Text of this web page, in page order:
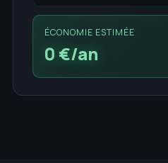
ÉCONOMIE ESTIMÉE
0 €/an